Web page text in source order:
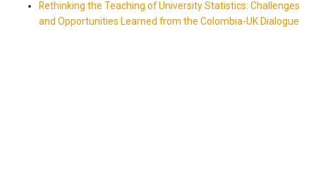
Rethinking the Teaching of University Statistics: Challenges
and Opportunities Learned from the Colombia-UK Dialogue